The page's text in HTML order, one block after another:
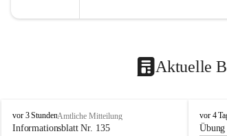
Aktuelle
B
u
vor 3 StundenAmtliche Mitteilung
Informationsblatt Nr. 135
B
u
vor 4
Übung